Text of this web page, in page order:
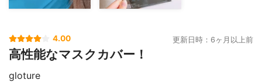
4.00 更新日時：6ヶ月以上前
高性能なマスクカバー！
gloture